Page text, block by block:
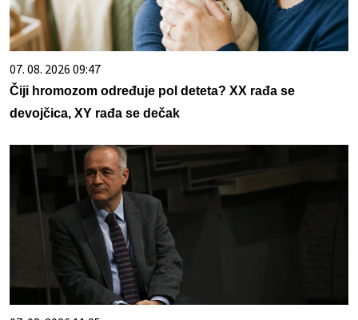
07. 08. 2026 09:47
Čiji hromozom određuje pol deteta? XX rađa se
devojčica, XY rađa se dečak